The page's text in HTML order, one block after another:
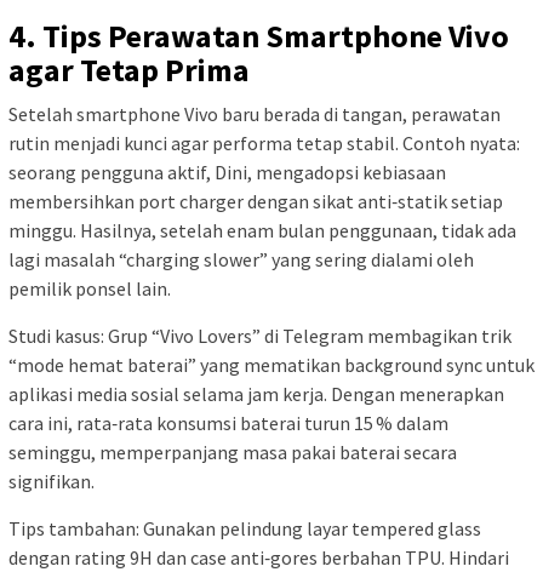
4. Tips Perawatan Smartphone Vivo
agar Tetap Prima
Setelah smartphone Vivo baru berada di tangan, perawatan
rutin menjadi kunci agar performa tetap stabil. Contoh nyata:
seorang pengguna aktif, Dini, mengadopsi kebiasaan
membersihkan port charger dengan sikat anti‑statik setiap
minggu. Hasilnya, setelah enam bulan penggunaan, tidak ada
lagi masalah “charging slower” yang sering dialami oleh
pemilik ponsel lain.
Studi kasus: Grup “Vivo Lovers” di Telegram membagikan trik
“mode hemat baterai” yang mematikan background sync untuk
aplikasi media sosial selama jam kerja. Dengan menerapkan
cara ini, rata‑rata konsumsi baterai turun 15 % dalam
seminggu, memperpanjang masa pakai baterai secara
signifikan.
Tips tambahan: Gunakan pelindung layar tempered glass
dengan rating 9H dan case anti‑gores berbahan TPU. Hindari